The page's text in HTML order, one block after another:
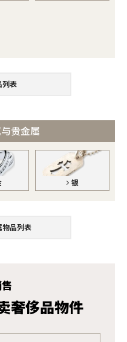
列表
贵金属
银
物品列表
奢侈品物件